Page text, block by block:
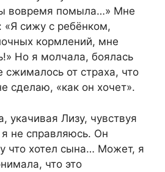
вовремя помыла…» Мне
«Я сижу с ребёнком,
кормлений, мне
Но я молчала, боялась
сжималось от страха, что
сделаю, «как он хочет».
укачивая Лизу, чувствуя
не справляюсь. Он
что хотел сына… Может, я
что это